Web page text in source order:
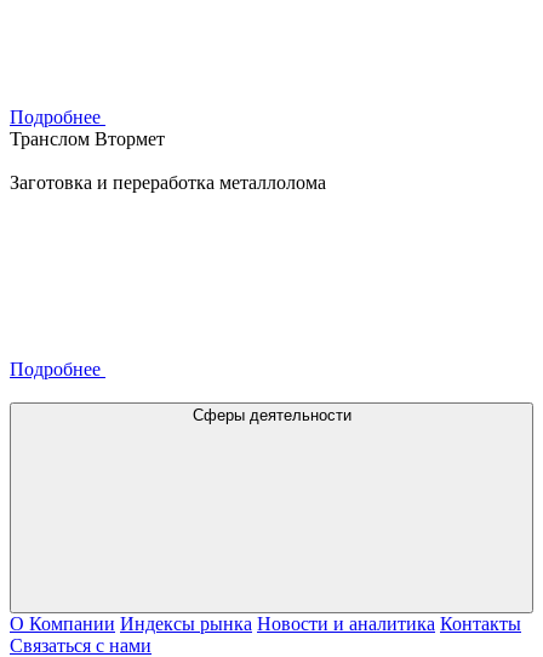
Подробнее
Транслом Втормет
Заготовка и переработка металлолома
Подробнее
Сферы деятельности
О Компании Индексы рынка Новости и аналитика Контакты
Связаться с нами